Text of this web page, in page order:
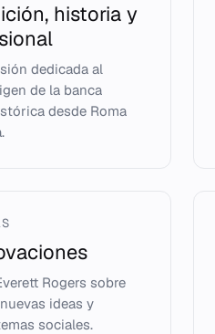
historia y
dedicada al
de la banca
desde Roma
Rogers sobre
ideas y
sociales.